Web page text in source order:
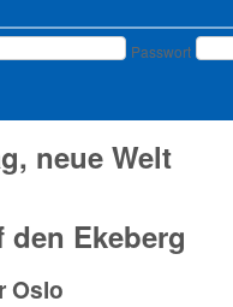
Passwort
neue Welt
den Ekeberg
Oslo